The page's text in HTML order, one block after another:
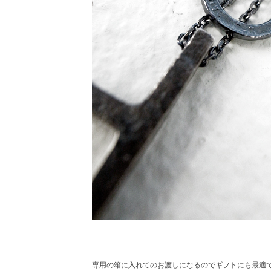
専用の箱に入れてのお渡しになるのでギフトにも最適